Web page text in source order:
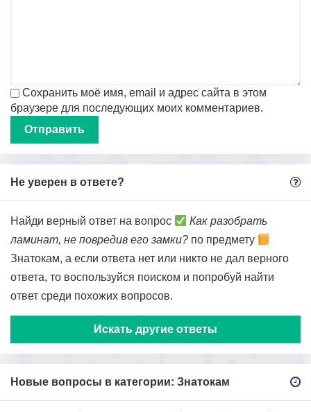
Сохранить моё имя, email и адрес сайта в этом
браузере для последующих моих комментариев.
Не уверен в ответе?
Найди верный ответ на вопрос
Как разобрать
ламинат, не повредив его замки? по предмету
Знатокам, а если ответа нет или никто не дал верного
ответа, то воспользуйся поиском и попробуй найти
ответ среди похожих вопросов.
Искать другие ответы
Новые вопросы в категории: Знатокам